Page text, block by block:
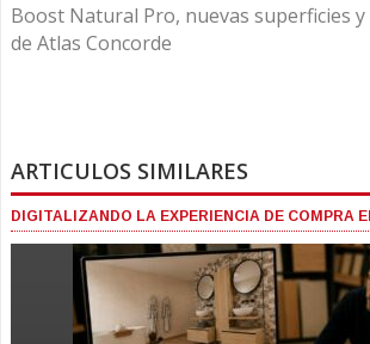
Boost Natural Pro, nuevas superficies
de Atlas Concorde
ARTICULOS SIMILARES
DIGITALIZANDO LA EXPERIENCIA DE COMPRA